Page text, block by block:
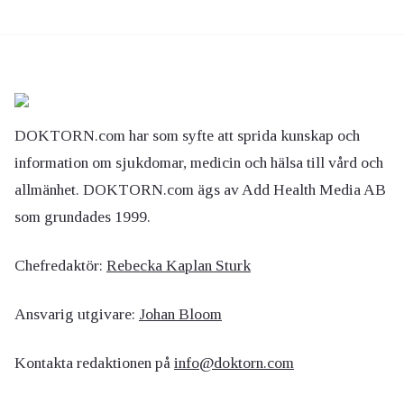
DOKTORN.com har som syfte att sprida kunskap och
information om sjukdomar, medicin och hälsa till vård och
allmänhet. DOKTORN.com ägs av Add Health Media AB
som grundades 1999.
Chefredaktör: Rebecka Kaplan Sturk
Ansvarig utgivare: Johan Bloom
Kontakta redaktionen på info@doktorn.com